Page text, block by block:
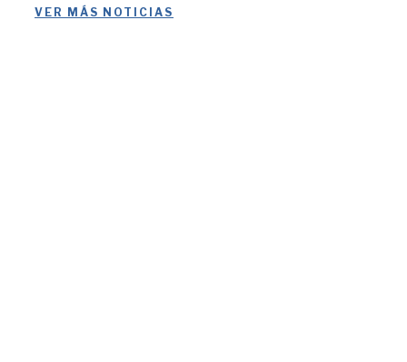
VER MÁS NOTICIAS